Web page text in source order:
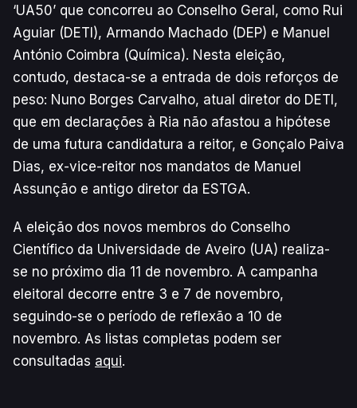
‘UA50’ que concorreu ao Conselho Geral, como Rui
Aguiar (DETI), Armando Machado (DEP) e Manuel
António Coimbra (Química). Nesta eleição,
contudo, destaca-se a entrada de dois reforços de
peso: Nuno Borges Carvalho, atual diretor do DETI,
que em declarações à Ria não afastou a hipótese
de uma futura candidatura a reitor, e Gonçalo Paiva
Dias, ex-vice-reitor nos mandatos de Manuel
Assunção e antigo diretor da ESTGA.
A eleição dos novos membros do Conselho
Científico da Universidade de Aveiro (UA) realiza-
se no próximo dia 11 de novembro. A campanha
eleitoral decorre entre 3 e 7 de novembro,
seguindo-se o período de reflexão a 10 de
novembro. As listas completas podem ser
consultadas aqui.